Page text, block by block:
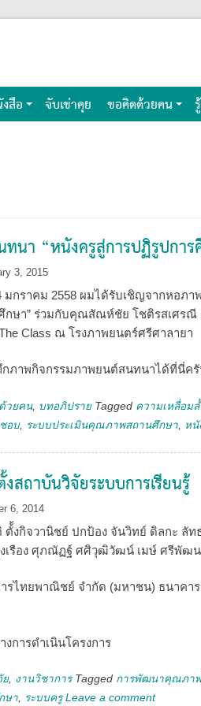
สือ จับเข่าคุย ขอคิดด้วยคน
นา “หนังครูสู่การปฏิรูปก
3, 2015
มกราคม 2558 ผมได้รับเชิญจากหอภ
กษา” ร่วมกับคุณสัณห์ชัย โชติรสเศร
Class ณ โรงภาพยนตร์ศรีศาลายา
ภาพกิจกรรมภาพยนต์สนทนาได้ที่นี่ค
วยคน, บทอภิปราย Tagged ความเหลื่อม
อบ, ระบบประเมินคุณภาพสถานศึกษา หนั
งสถาบันวิจัยระบบการเรียนรู้
6, 2014
ตั้้งกิจวานิชย์ ปกป้อง จันวิทย์ ดิลกะ
งเรือง ศุภณัฏฐ์ ศศิวุฒิวัฒน์ เมษ์ ศรีพัฒ
รไทยพาณิชย์ จำกัด (มหาชน) ธนาคา
การดำเนินโครงการ
ย, งานวิชาการ Tagged การพัฒนาคุณภาพ
ษา, ระบบครู Leave a comment